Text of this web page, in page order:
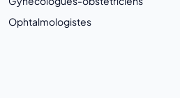
Ophtalmologistes